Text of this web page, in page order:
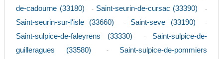
de-cadourne (33180)
- Saint-seurin-de-cursac (33390) -
Saint-seurin-sur-l'isle (33660) - Saint-seve (33190) -
Saint-sulpice-de-faleyrens (33330) - Saint-sulpice-de-
guilleragues (33580)
- Saint-sulpice-de-pommiers